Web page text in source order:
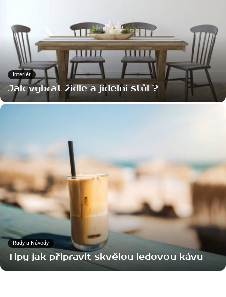
Interiér
Jak vybrat židle a jídelní stůl ?
Rady a Návody
Tipy jak připravit skvělou ledovou kávu